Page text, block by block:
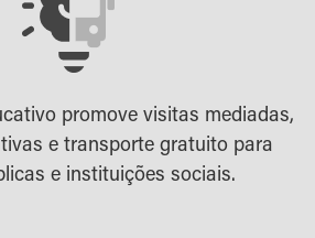
promove visitas mediadas,
e transporte gratuito para
e instituições sociais.